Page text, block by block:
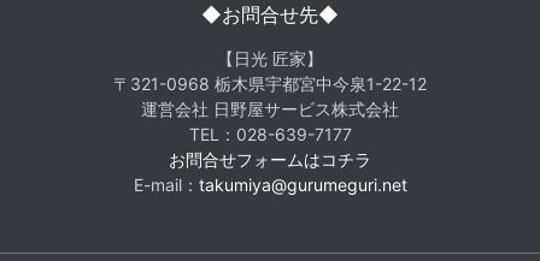
◆お問合せ先◆
【日光 匠家】
〒321-0968 栃木県宇都宮中今泉1-22-12
運営会社 日野屋サービス株式会社
TEL：028-639-7177
お問合せフォームはコチラ
E-mail： takumiya@gurumeguri.net